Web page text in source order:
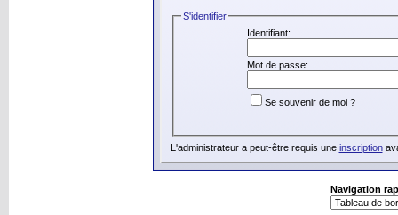
S'identifier
Identifiant:
Mot de passe:
Se souvenir de moi ?
L'administrateur a peut-être requis une inscription
Navigation